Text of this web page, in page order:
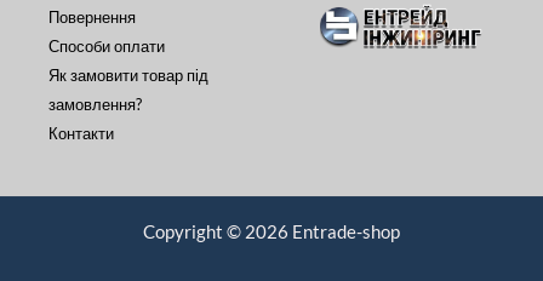
Повернення
Способи оплати
Як замовити товар під
замовлення?
Контакти
Copyright © 2026 Entrade-shop